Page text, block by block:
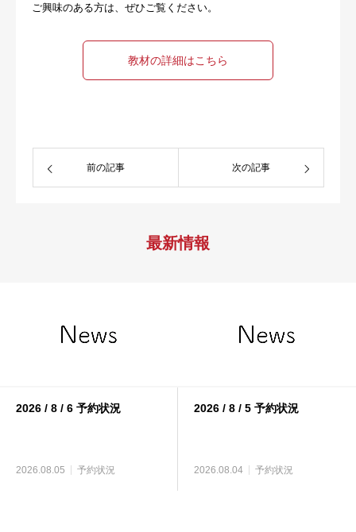
ご興味のある方は、ぜひご覧ください。
教材の詳細はこちら
前の記事 次の記事
最新情報
2026 / 8 / 6 予約状況
2026.08.05 予約状況
2026 / 8 / 5 予約状況
2026.08.04 予約状況